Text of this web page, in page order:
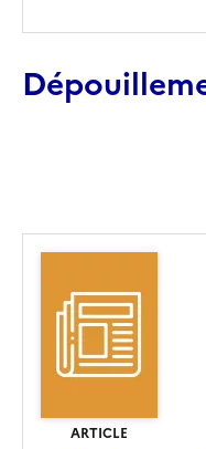
ARTICLE